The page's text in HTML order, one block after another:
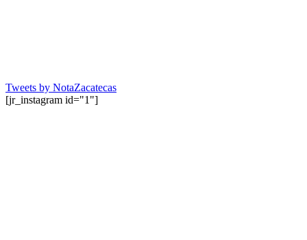
Tweets by NotaZacatecas
[jr_instagram id="1"]